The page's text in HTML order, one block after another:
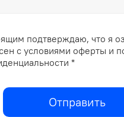
подтверждаю, что я
с условиями оферты и
*
Отправить